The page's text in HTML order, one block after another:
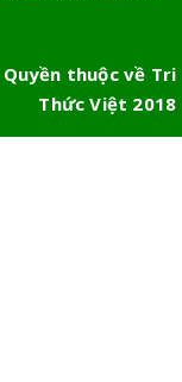
Quyền thuộc về Tri
Thức Việt 2018